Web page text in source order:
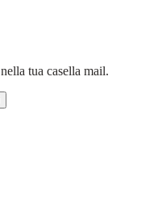
tua casella mail.